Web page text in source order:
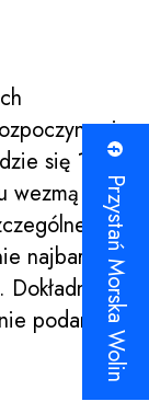
Przystań Morska Wolin
się
się 14
wezmą
najbardziej
podana